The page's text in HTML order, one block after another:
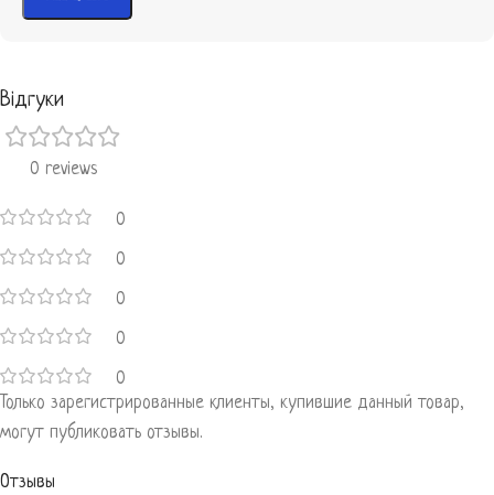
Відгуки
0 reviews
0
0
0
0
0
Отзывы
Только зарегистрированные клиенты, купившие данный товар,
могут публиковать отзывы.